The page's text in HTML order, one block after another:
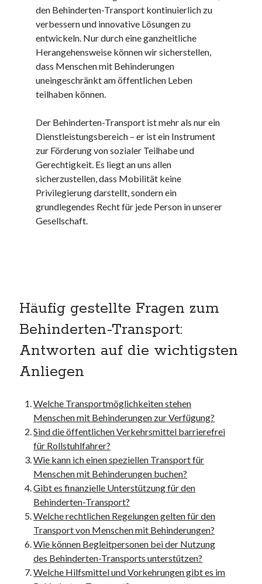
grundschule
gymnasium
hause
kultur
kunst und handwerk
nordsee
nordsee urlaub
ostsee
ostsee urlaub
privatumzug
rollstuhlgerechte ferienwohnung
seniorenreisen
unterkunft
unterkünfte
websiten
wordpress
den Behinderten-Transport kontinuierlich zu
verbessern und innovative Lösungen zu
entwickeln. Nur durch eine ganzheitliche
Herangehensweise können wir sicherstellen,
dass Menschen mit Behinderungen
uneingeschränkt am öffentlichen Leben
teilhaben können.
Der Behinderten-Transport ist mehr als nur ein
Dienstleistungsbereich – er ist ein Instrument
zur Förderung von sozialer Teilhabe und
Gerechtigkeit. Es liegt an uns allen
sicherzustellen, dass Mobilität keine
Privilegierung darstellt, sondern ein
grundlegendes Recht für jede Person in unserer
Gesellschaft.
Häufig gestellte Fragen zum
Behinderten-Transport:
Antworten auf die wichtigsten
Anliegen
Welche Transportmöglichkeiten stehen
Menschen mit Behinderungen zur Verfügung?
Sind die öffentlichen Verkehrsmittel barrierefrei
für Rollstuhlfahrer?
Wie kann ich einen speziellen Transport für
Menschen mit Behinderungen buchen?
Gibt es finanzielle Unterstützung für den
Behinderten-Transport?
Welche rechtlichen Regelungen gelten für den
Transport von Menschen mit Behinderungen?
Wie können Begleitpersonen bei der Nutzung
des Behinderten-Transports unterstützen?
Welche Hilfsmittel und Vorkehrungen gibt es im